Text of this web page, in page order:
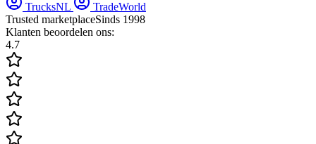
TrucksNL
TradeWorld
Trusted marketplaceSinds 1998
Klanten beoordelen ons:
4.7